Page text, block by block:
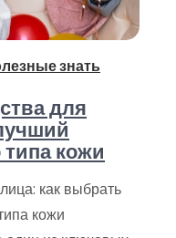
знать
для
кожи
как выбрать
кожи